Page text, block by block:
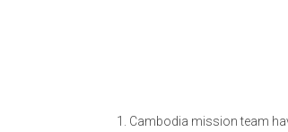
Cambodia mission team